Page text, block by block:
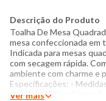
Descrição do Produto
Toalha De Mesa
mesa confeccionada em
Indicada para mesas
com secagem rápida.
ambiente com charme e
Especificações: -
algodão, 45% poliéster
Ver mais